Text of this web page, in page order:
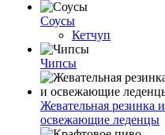
Соусы
Кетчуп
Чипсы
Жевательная резинка и
освежающие леденцы